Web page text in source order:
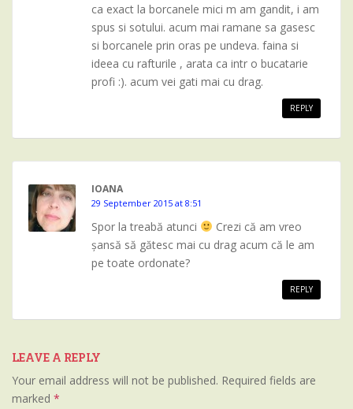
ca exact la borcanele mici m am gandit, i am
spus si sotului. acum mai ramane sa gasesc
si borcanele prin oras pe undeva. faina si
ideea cu rafturile , arata ca intr o bucatarie
profi :). acum vei gati mai cu drag.
REPLY
IOANA
29 September 2015 at 8:51
Spor la treabă atunci
Crezi că am vreo
șansă să gătesc mai cu drag acum că le am
pe toate ordonate?
REPLY
LEAVE A REPLY
Your email address will not be published. Required fields are
marked *